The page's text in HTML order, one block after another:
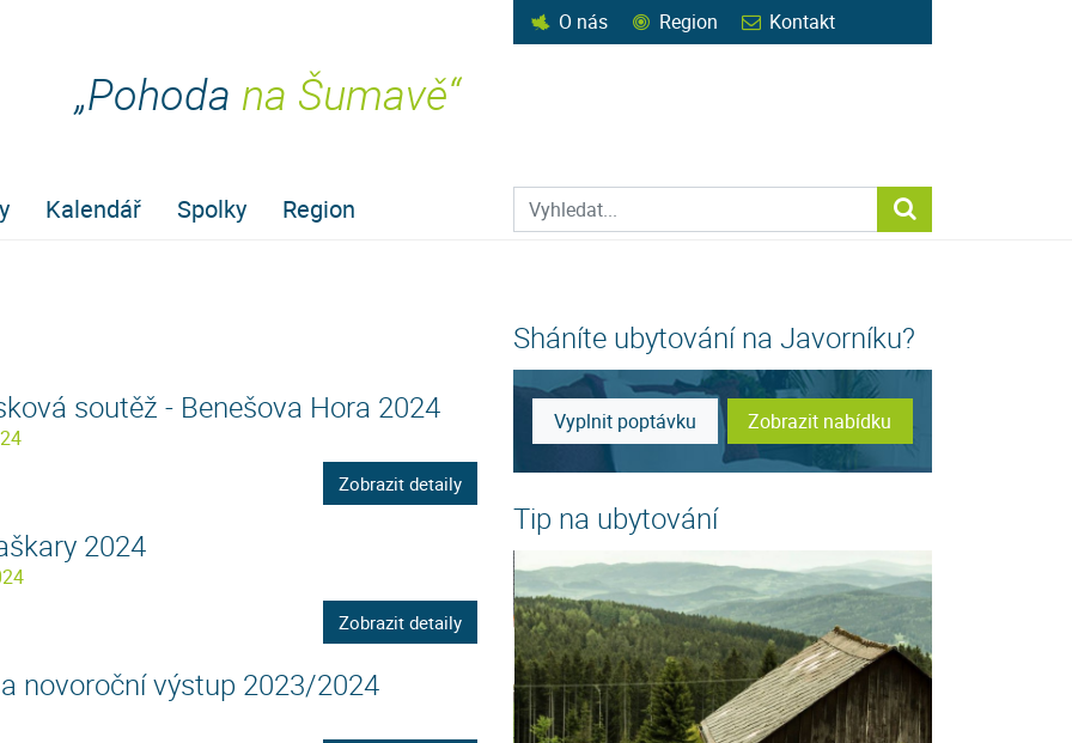
O nás Region Kontakt
„Pohoda na Šumavě“
Prohledat web
Kalendář Spolky Region
soutěž - Benešova Hora 2024
Zobrazit detaily
2024
Zobrazit detaily
novoroční výstup 2023/2024
Sháníte ubytování na Javorníku?
Vyplnit poptávku Zobrazit nabídku
Tip na ubytování